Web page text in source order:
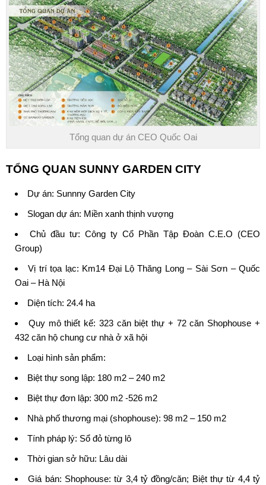
Tổng quan dự án CEO Quốc Oai
TỔNG QUAN SUNNY GARDEN CITY
Dự án: Sunnny Garden City
Slogan dự án: Miền xanh thịnh vượng
Chủ đầu tư: Công ty Cổ Phần Tập Đoàn C.E.O (CEO
Group)
Vị trí tọa lạc: Km14 Đại Lộ Thăng Long – Sài Sơn – Quốc
Oai – Hà Nội
Diện tích: 24.4 ha
Quy mô thiết kế: 323 căn biệt thự + 72 căn Shophouse +
432 căn hộ chung cư nhà ở xã hội
Loại hình sản phẩm:
Biệt thự song lập: 180 m2 – 240 m2
Biệt thự đơn lập: 300 m2 -526 m2
Nhà phố thương mại (shophouse): 98 m2 – 150 m2
Tính pháp lý: Sổ đỏ từng lô
Thời gian sở hữu: Lâu dài
Giá bán: Shophouse: từ 3,4 tỷ đồng/căn; Biệt thự từ 4,4 tỷ